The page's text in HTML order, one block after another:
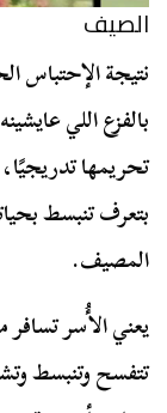
الصيف
نتيجة الإحتباس
بالفزع اللي
تحريمها
بتعرف تنبسط
المصيف.
يعني الأُسر تسافر
تتفسح وتنبسط